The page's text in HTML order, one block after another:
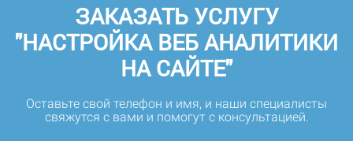
ЗАКАЗАТЬ УСЛУГУ
"НАСТРОЙКА ВЕБ АНАЛИТИКИ
НА САЙТЕ"
Оставьте свой телефон и имя, и наши специалисты
свяжутся с вами и помогут с консультацией.